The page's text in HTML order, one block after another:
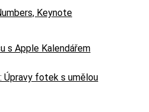
Keynote
s Apple Kalendářem
Úpravy fotek s umělou